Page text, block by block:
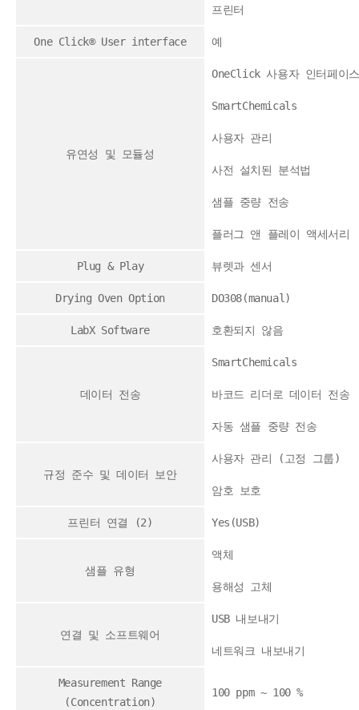
프린터
One Click® User interface 예
유연성 및 모듈성
OneClick 사용자 인터페이스
SmartChemicals
사용자 관리
사전 설치된 분석법
샘플 중량 전송
플러그 앤 플레이 액세서리
Plug & Play 뷰렛과 센서
Drying Oven Option DO308(manual)
LabX Software 호환되지 않음
데이터 전송
SmartChemicals
바코드 리더로 데이터 전송
자동 샘플 중량 전송
규정 준수 및 데이터 보안
사용자 관리 (고정 그룹)
암호 보호
프린터 연결 (2) Yes(USB)
샘플 유형
액체
용해성 고체
연결 및 소프트웨어
USB 내보내기
네트워크 내보내기
Measurement Range
(Concentration)
100 ppm ~ 100 %